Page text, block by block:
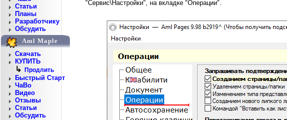
Статьи
Планы
Разработчику
Обсудить
Aml Maple
Скачать
КУПИТЬ
↳ Продлить
Быстрый Старт
ЧаВо
Видео
Отзывы
Статьи
Обсудить
"Сервис\Настройки", на вкладке "Операции".